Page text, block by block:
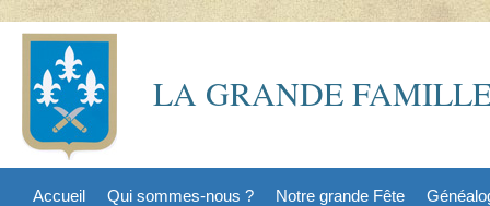
LA GRANDE
Accueil Qui sommes-nous ? Notre grande Fête